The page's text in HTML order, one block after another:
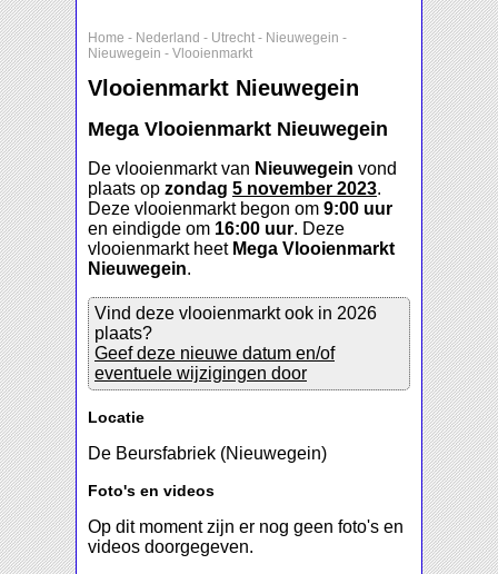
Home - Nederland - Utrecht - Nieuwegein -
Nieuwegein - Vlooienmarkt
Vlooienmarkt Nieuwegein
Mega Vlooienmarkt Nieuwegein
De vlooienmarkt van Nieuwegein vond
plaats op zondag 5 november 2023.
Deze vlooienmarkt begon om 9:00 uur
en eindigde om 16:00 uur. Deze
vlooienmarkt heet Mega Vlooienmarkt
Nieuwegein.
Vind deze vlooienmarkt ook in 2026
plaats?
Geef deze nieuwe datum en/of
eventuele wijzigingen door
Locatie
De Beursfabriek (Nieuwegein)
Foto's en videos
Op dit moment zijn er nog geen foto's en
videos doorgegeven.